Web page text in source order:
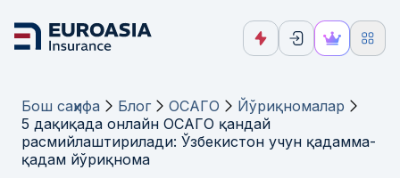
Бош саҳифа Блог ОСАГО
Йўриқномалар
5 дақиқада онлайн ОСАГО қандай
расмийлаштирилади: Ўзбекистон учун қадамма-
қадам йўриқнома